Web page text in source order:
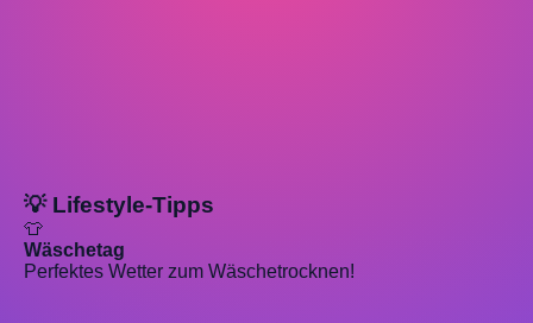
💡 Lifestyle-Tipps
👕
Wäschetag
Perfektes Wetter zum Wäschetrocknen!